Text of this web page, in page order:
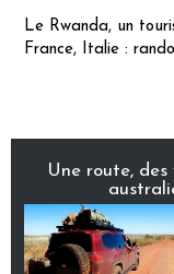
Le Rwanda, un
France, Italie :
Une route, des